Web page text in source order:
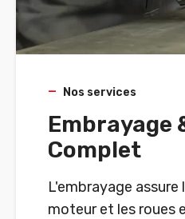
Nos services
Embrayage
Complet
L'embrayage assure
moteur et les roues